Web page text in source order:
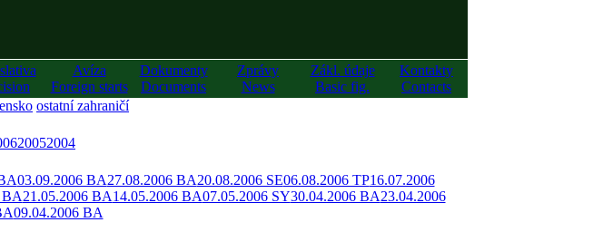
Avíza
Foreign starts
Dokumenty
Documents
Zprávy
News
Zákl. údaje
Basic fig.
Kontakty
Contacts
ostatní zahraničí
20052004
03.09.2006 BA27.08.2006 BA20.08.2006 SE06.08.2006 TP16.07.2006
BA21.05.2006 BA14.05.2006 BA07.05.2006 SY30.04.2006 BA23.04.2006
09.04.2006 BA